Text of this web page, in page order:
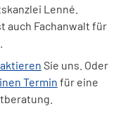
Lenné.
auch Fachanwalt für
Sie uns. Oder
Termin für eine